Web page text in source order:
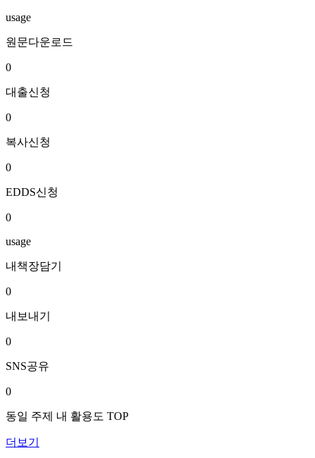
usage
원문다운로드
0
대출신청
0
복사신청
0
EDDS신청
0
usage
내책장담기
0
내보내기
0
SNS공유
0
동일 주제 내 활용도 TOP
더보기